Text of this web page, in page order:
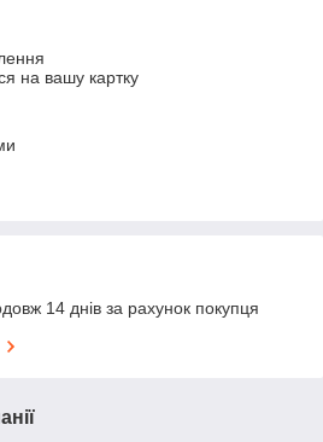
на вашу картку
14 днів за рахунок покупця